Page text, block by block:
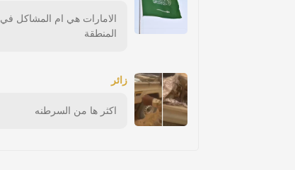
الامارات هي ام المشاكل في
المنطقة
زائر
اكثر ها من السرطنه